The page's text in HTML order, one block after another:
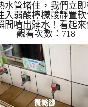
水管堵住，我們立
入弱酸檸檬酸靜置
間噴出髒水！看起
不絕，兩個多小時後
復了。 為什麼水管
壓帶不走管壁陳年汙
同的居家隱患： 棕
色（氧化錳）： 常
： 銅合金接頭氧化
膜）： 細菌...
觀看次數：718